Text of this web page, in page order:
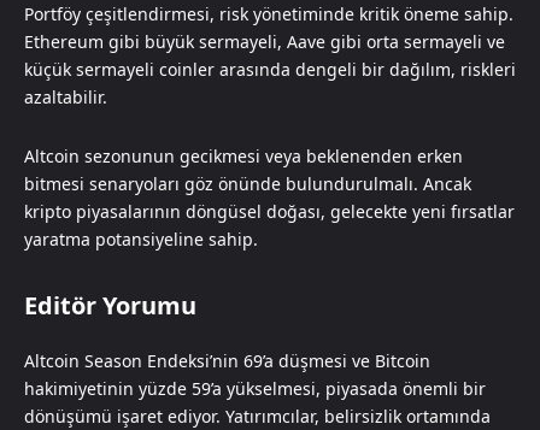
Portföy çeşitlendirmesi, risk yönetiminde kritik öneme sahip.
Ethereum gibi büyük sermayeli, Aave gibi orta sermayeli ve
küçük sermayeli coinler arasında dengeli bir dağılım, riskleri
azaltabilir.
Altcoin sezonunun gecikmesi veya beklenenden erken
bitmesi senaryoları göz önünde bulundurulmalı. Ancak
kripto piyasalarının döngüsel doğası, gelecekte yeni fırsatlar
yaratma potansiyeline sahip.
Editör Yorumu
Altcoin Season Endeksi’nin 69’a düşmesi ve Bitcoin
hakimiyetinin yüzde 59’a yükselmesi, piyasada önemli bir
dönüşümü işaret ediyor. Yatırımcılar, belirsizlik ortamında